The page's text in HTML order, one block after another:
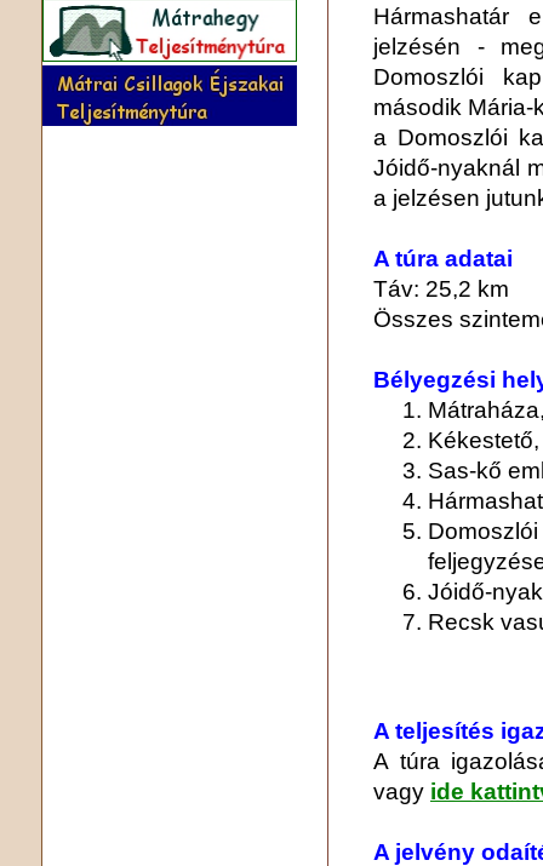
Hármashatár
jelzésén -
Domoszlói
második
a Domoszlói
Jóidő-nyaknál
a jelzésen
A túra adatai
Táv: 25,2 km
Összes
Bélyegzési
Sas-kő
Jóidő-
Recsk
A teljesítés
A túra
vagy ide
A jelvény